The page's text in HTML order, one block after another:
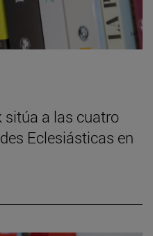
sitúa a las cuatro
Eclesiásticas en